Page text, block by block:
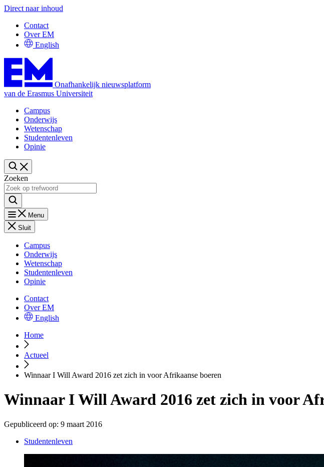
Direct naar inhoud
Contact
Over EM
English
Onafhankelijk nieuwsplatform
van de Erasmus Universiteit
Campus
Onderwijs
Wetenschap
Studentenleven
Opinie
Zoeken
Menu
Sluit
Campus
Onderwijs
Wetenschap
Studentenleven
Opinie
Contact
Over EM
English
Home
Actueel
Winnaar I Will Award 2016 zet zich in voor Afrikaanse boeren
Winnaar I Will Award 2016 zet zich in voor
Gepubliceerd op: 9 maart 2016
Studentenleven